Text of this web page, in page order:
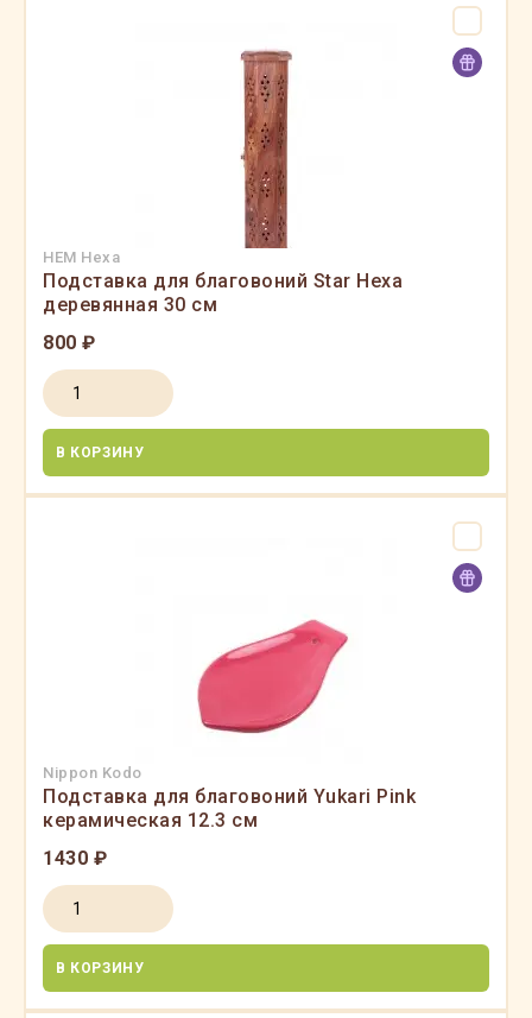
HEM Hexa
Подставка для благовоний Star Hexa
деревянная 30 см
800 ₽
В КОРЗИНУ
Nippon Kodo
Подставка для благовоний Yukari Pink
керамическая 12.3 см
1430 ₽
В КОРЗИНУ